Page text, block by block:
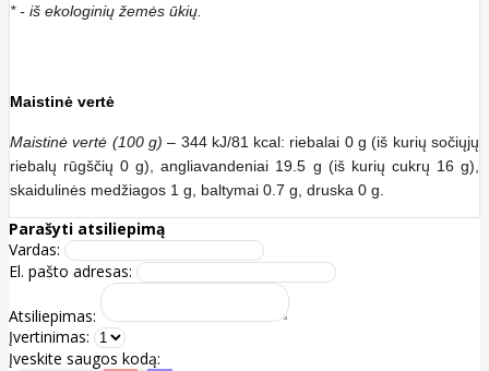
* - iš ekologinių žemės ūkių.
Maistinė vertė
Maistinė vertė (100 g) – 344 kJ/81 kcal: riebalai 0 g (iš kurių sočiųjų
riebalų rūgščių 0 g), angliavandeniai 19.5 g (iš kurių cukrų 16 g),
skaidulinės medžiagos 1 g, baltymai 0.7 g, druska 0 g.
Parašyti atsiliepimą
Vardas:
El. pašto adresas:
Atsiliepimas:
Įvertinimas:
Įveskite saugos kodą: